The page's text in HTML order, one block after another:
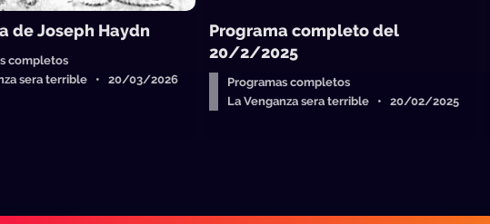
de Joseph Haydn
completos
sera terrible • 20/03/2026
Programa completo del
20/2/2025
Programas completos
La Venganza sera terrible • 20/02/2025